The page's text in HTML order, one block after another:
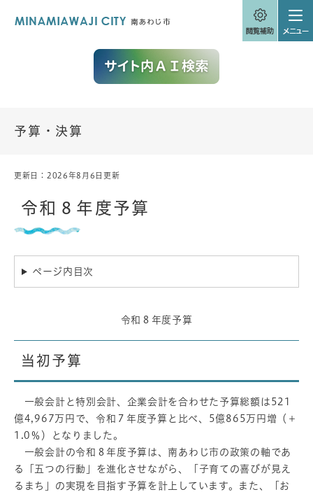
予算・決算
本
更新日：2026年8月6日更新
令和８年度予算
ページ内目次
令和８年度予算
当初予算
一般会計と特別会計、企業会計を合わせた予算総額は521
億4,967万円で、令和７年度予算と比べ、5億865万円増（＋
1.0％）となりました。
一般会計の令和８年度予算は、南あわじ市の政策の軸であ
る「五つの行動」を進化させながら、「子育ての喜びが見え
るまち」の実現を目指す予算を計上しています。また、「お